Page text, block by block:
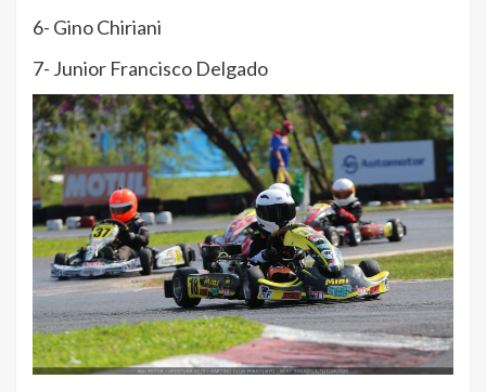
6- Gino Chiriani
7- Junior Francisco Delgado